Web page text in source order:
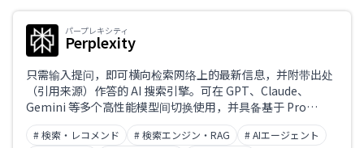
仅限支持日语
业务课题
パープレキシティ
Perplexity
只需输入提问，即可横向检索网络上的最新信息，并附带出处
（引用来源）作答的 AI 搜索引擎。可在 GPT、Claude、
Gemini 等多个高性能模型间切换使用，并具备基于 Pro
Search 的深度调研，以及可自动化浏览器操作的智能体功
能。同样完整支持中文。
# 検索・レコメンド # 検索エンジン・RAG
# AIエージェント